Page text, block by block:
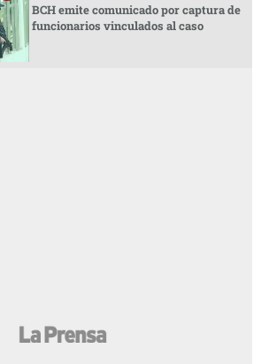
BCH emite comunicado por captura de
funcionarios vinculados al caso